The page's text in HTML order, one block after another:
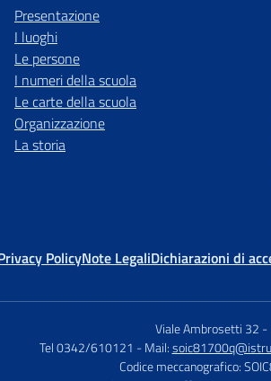
Presentazione
I luoghi
Le persone
I numeri della scuola
Le carte della scuola
Organizzazione
La storia
PolicyNote LegaliDichiarazioni di
Viale Ambrosetti 32 -
Tel 0342/610121 - Mail:
Codice meccanografico: